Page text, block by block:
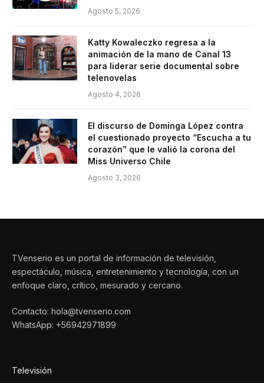
Agosto 5, 2026
Katty Kowaleczko regresa a la
animación de la mano de Canal 13
para liderar serie documental sobre
telenovelas
Agosto 4, 2026
El discurso de Dominga López contra
el cuestionado proyecto “Escucha a tu
corazón” que le valió la corona del
Miss Universo Chile
Agosto 3, 2026
TVenserio es un portal de información de televisión,
espectáculo, música, entretenimiento y tecnología, con un
enfoque claro, crítico, mesurado y cercano.
Contacto: hola@tvenserio.com
WhatsApp: +56942971899
Televisión